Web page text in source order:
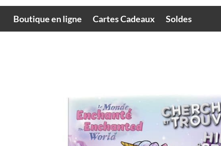
Boutique en ligne Cartes Cadeaux Soldes